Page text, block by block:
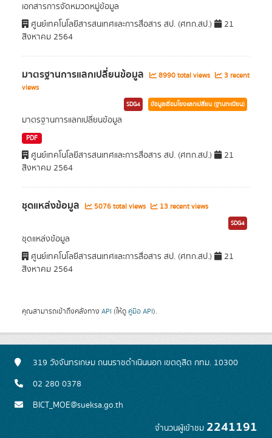
เอกสารการจัดหมวดหมู่ข้อมูล
ศูนย์เทคโนโลยีสารสนเทศและการสื่อสาร สป. (ศทก.สป.)
21
สิงหาคม 2564
มาตรฐานการแลกเปลี่ยนข้อมูล 8990 total views
3 recent
views
SDG4 ข้อมูลเชื่อมโยงแลกเปลี่ยน (ฐานทะเบียน)
มาตรฐานการแลกเปลี่ยนข้อมูล
PDF
ศูนย์เทคโนโลยีสารสนเทศและการสื่อสาร สป. (ศทก.สป.)
21
สิงหาคม 2564
ชุดแหล่งข้อมูล 5076 total views 13 recent views
SDG4
ชุดแหล่งข้อมูล
ศูนย์เทคโนโลยีสารสนเทศและการสื่อสาร สป. (ศทก.สป.)
21
สิงหาคม 2564
คุณสามารถเข้าถึงคลังทาง API (ให้ดู คู่มือ API).
319 วังจันทรเกษม ถนนราชดำเนินนอก เขตดุสิต กทม. 10300
02 280 0378
BICT_MOE@sueksa.go.th
จำนวนผู้เข้าชม 2241191